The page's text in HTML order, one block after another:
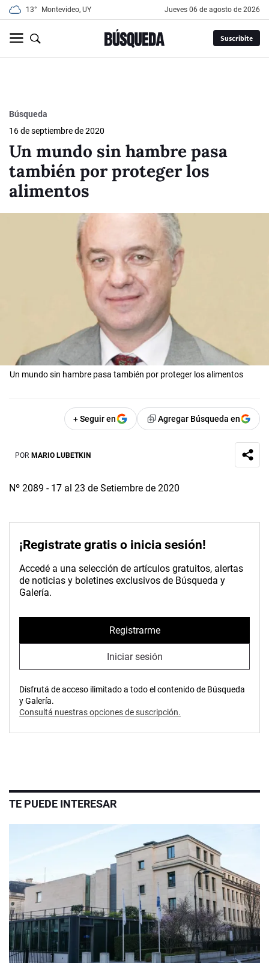
13° Montevideo, UY jueves 06 de agosto de 2026
Suscribite
Búsqueda
16 de septiembre de 2020
Un mundo sin hambre pasa
también por proteger los
alimentos
Un mundo sin hambre pasa también por proteger los alimentos
+ Seguir en Agregar Búsqueda en
POR MARIO LUBETKIN
Nº 2089 - 17 al 23 de Setiembre de 2020
¡Registrate gratis o inicia sesión!
Accedé a una selección de artículos gratuitos, alertas
de noticias y boletines exclusivos de Búsqueda y
Galería.
Registrarme
Iniciar sesión
Disfrutá de acceso ilimitado a todo el contenido de Búsqueda
y Galería.
Consultá nuestras opciones de suscripción.
TE PUEDE INTERESAR